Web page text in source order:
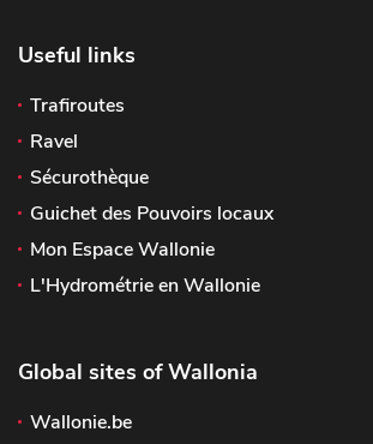
Useful links
Trafiroutes
Ravel
Sécurothèque
Guichet des Pouvoirs locaux
Mon Espace Wallonie
L'Hydrométrie en Wallonie
Global sites of Wallonia
Wallonie.be